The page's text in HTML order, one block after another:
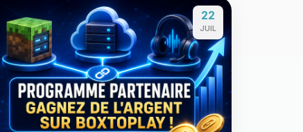
22
JUIL